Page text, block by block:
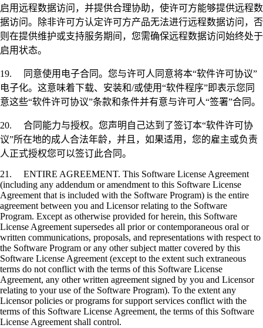
启用远程数据访问，并提供合理协助，使许可方能够提供远程数
据访问。除非许可方认定许可方产品无法进行远程数据访问，否
则在提供维护或支持服务期间，您需确保远程数据访问始终处于
启用状态。
19. 同意使用电子合同。您与许可人同意将本“软件许可协议”
电子化。这意味着下载、安装和/或使用“软件程序”即表示您同
意这些“软件许可协议”条款和条件并有意与许可人“签署”合同。
20. 合同能力与授权。您声明自己达到了签订本“软件许可协
议”所在地的成人合法年龄，并且，如果适用，您的雇主或负责
人正式授权您可以签订此合同。
21. ENTIRE AGREEMENT. This Software License Agreement
(including any addendum or amendment to this Software License
Agreement that is included with the Software Program) is the entire
agreement between you and Licensor relating to the Software
Program. Except as otherwise provided for herein, this Software
License Agreement supersedes all prior or contemporaneous oral or
written communications, proposals, and representations with respect to
the Software Program or any other subject matter covered by this
Software License Agreement (except to the extent such extraneous
terms do not conflict with the terms of this Software License
Agreement, any other written agreement signed by you and Licensor
relating to your use of the Software Program). To the extent any
Licensor policies or programs for support services conflict with the
terms of this Software License Agreement, the terms of this Software
License Agreement shall control.